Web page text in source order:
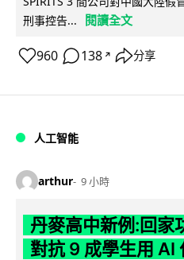
刑事控告...
閱讀全文
960 138 ↗ 分享
人工智能
arthur 9 小時
丹麥高中新例:回家
對抗 9 成學生用 AI